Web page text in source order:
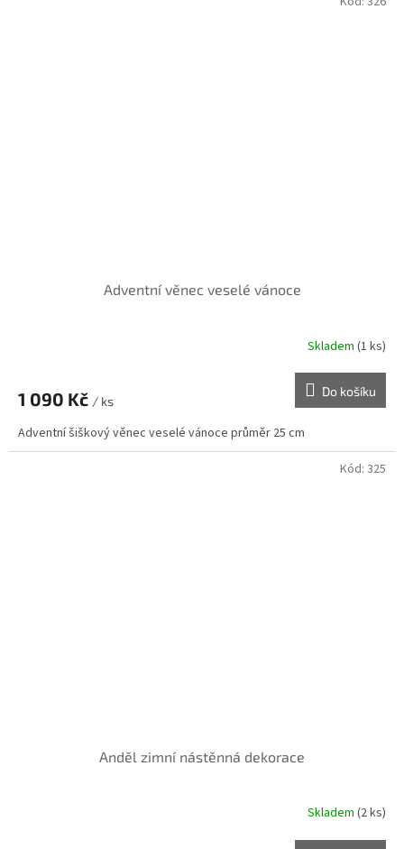
Adventní věnec veselé vánoce
je
z
5
Skladem(1 ks)
1 090 Kč / ks
Do košíku
Adventní šiškový věnec veselé vánoce průměr 25 cm
Anděl zimní nástěnná dekorace
Skladem (2 ks)
Kód: 325